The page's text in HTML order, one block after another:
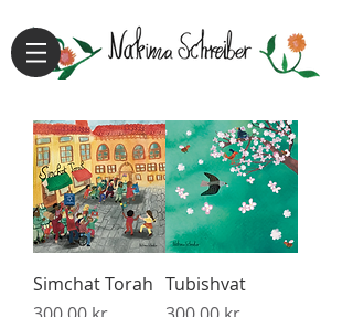
Simchat Torah Tubishvat